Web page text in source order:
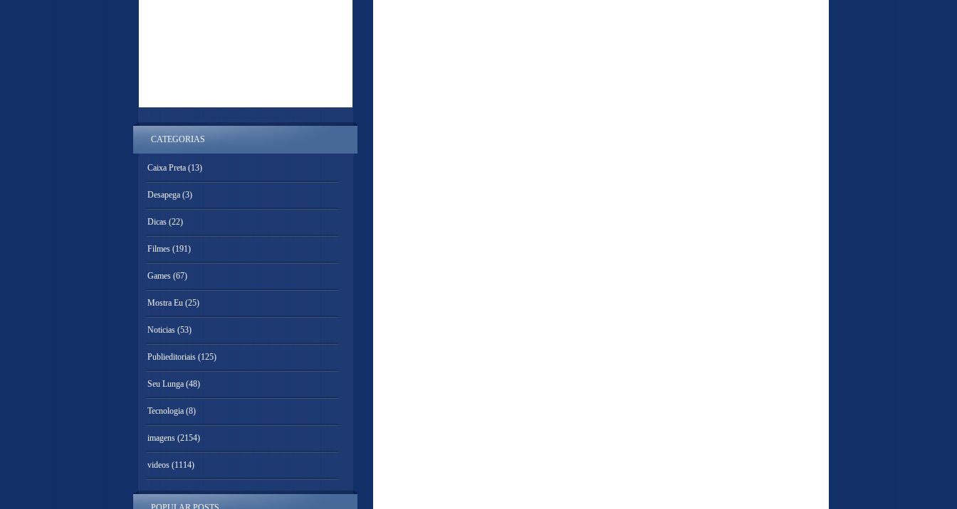
CATEGORIAS
Caixa Preta (13)
Desapega (3)
Dicas (22)
Filmes (191)
Games (67)
Mostra Eu (25)
Noticias (53)
Publieditoriais (125)
Seu Lunga (48)
Tecnologia (8)
imagens (2154)
videos (1114)